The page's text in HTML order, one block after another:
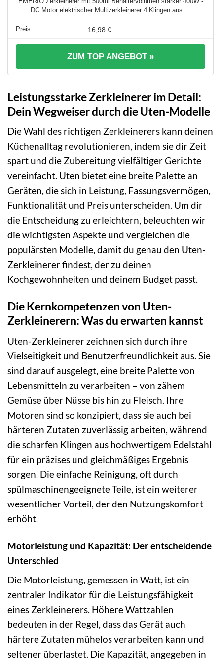
DC Motor elektrischer Multizerkleinerer 4 Klingen aus ...
16,98 €
ZUM TOP ANGEBOT »
Leistungsstarke Zerkleinerer im Detail:
Dein Wegweiser durch die Uten-Modelle
Die Wahl des richtigen Zerkleinerers kann deinen
Küchenalltag revolutionieren, indem sie dir Zeit
spart und die Zubereitung vielfältiger Gerichte
vereinfacht. Uten bietet eine breite Palette an
Geräten, die sich in Leistung, Fassungsvermögen,
Funktionalität und Preis unterscheiden. Um dir
die Entscheidung zu erleichtern, beleuchten wir
die wichtigsten Aspekte und vergleichen die
populärsten Modelle, damit du genau den Uten-
Zerkleinerer findest, der zu deinen
Kochgewohnheiten und deinem Budget passt.
Die Kernkompetenzen von Uten-
Zerkleinerern: Was du erwarten kannst
Uten-Zerkleinerer zeichnen sich durch ihre
Vielseitigkeit und Benutzerfreundlichkeit aus. Sie
sind darauf ausgelegt, eine breite Palette von
Lebensmitteln zu verarbeiten – von zähem
Gemüse über Nüsse bis hin zu Fleisch. Ihre
Motoren sind so konzipiert, dass sie auch bei
härteren Zutaten zuverlässig arbeiten, während
die scharfen Klingen aus hochwertigem Edelstahl
für ein präzises und gleichmäßiges Ergebnis
sorgen. Die einfache Reinigung, oft durch
spülmaschinengeeignete Teile, ist ein weiterer
wesentlicher Vorteil, der den Nutzungskomfort
erhöht.
Motorleistung und Kapazität: Der entscheidende
Unterschied
Die Motorleistung, gemessen in Watt, ist ein
zentraler Indikator für die Leistungsfähigkeit
eines Zerkleinerers. Höhere Wattzahlen
bedeuten in der Regel, dass das Gerät auch
härtere Zutaten mühelos verarbeiten kann und
seltener überlastet. Die Kapazität, angegeben in